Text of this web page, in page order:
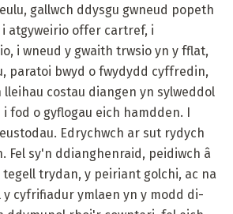
gallwch ddysgu gwneud popeth
atgyweirio offer cartref, i
i wneud y gwaith trwsio yn y fflat,
paratoi bwyd o fwydydd cyffredin,
lleihau costau diangen yn sylweddol
fod o gyflogau eich hamdden. I
Edrychwch ar sut rydych
Fel sy'n ddianghenraid, peidiwch â
trydan, y peiriant golchi, ac na
cyfrifiadur ymlaen yn y modd di-